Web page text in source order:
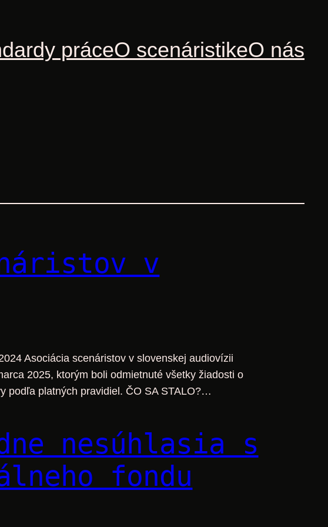
práceO scenáristikeO nás
v
Asociácia scenáristov v slovenskej audiovízii
2025, ktorým boli odmietnuté všetky žiadosti o
podľa platných pravidiel. ČO SA STALO?…
nesúhlasia s
fondu